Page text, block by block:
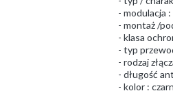
- modulacja
- montaż /
- klasa
- typ
- rodzaj
- długość
- kolor :